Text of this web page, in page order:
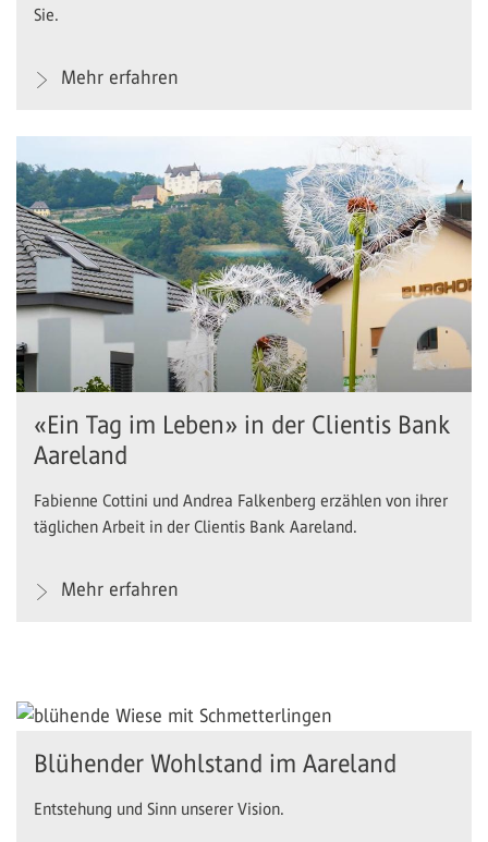
Sie.
Mehr erfahren
«Ein Tag im Leben» in der Clientis Bank
Aareland
Fabienne Cottini und Andrea Falkenberg erzählen von ihrer
täglichen Arbeit in der Clientis Bank Aareland.
Mehr erfahren
Blühender Wohlstand im Aareland
Entstehung und Sinn unserer Vision.